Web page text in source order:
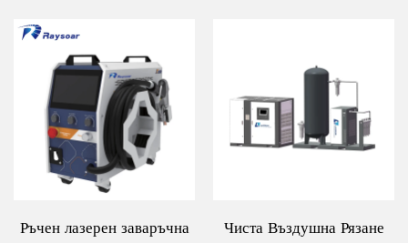
Ръчен лазерен заваръчна
Чиста Въздушна Рязане